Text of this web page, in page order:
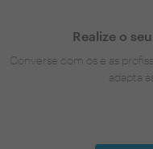
Realize o
Converse com os e as
adapta